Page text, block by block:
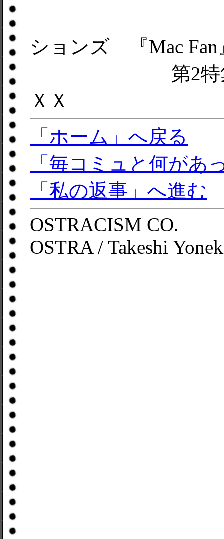
ションズ 『Mac Fan
第2特集
ＸＸ
「ホーム」へ戻る
「毎コミュと何があ
「私の返事」へ進む
OSTRACISM CO.
OSTRA / Takeshi